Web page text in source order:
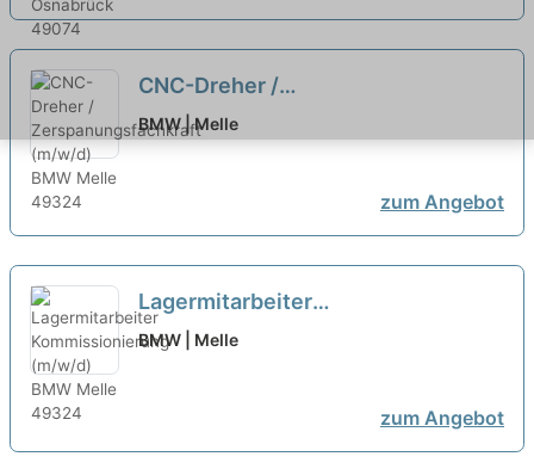
CNC-Dreher /
Zerspanungsfachkraft (m/w/d)
BMW | Melle
zum Angebot
Lagermitarbeiter
Kommissionierung (m/w/d)
BMW | Melle
zum Angebot